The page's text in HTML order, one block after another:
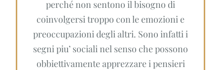
perché non sentono il bisogno di
coinvolgersi troppo con le emozioni e
preoccupazioni degli altri. Sono infatti i
segni piu’ sociali nel senso che possono
obbiettivamente apprezzare i pensieri